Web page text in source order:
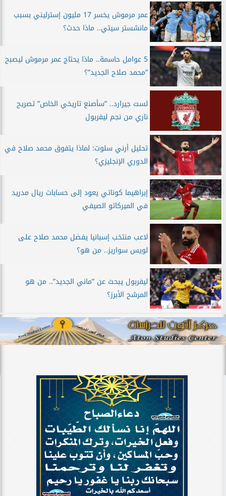
عمر مرموش يخسر 17 مليون إسترليني بسبب
مانشستر سيتي.. ماذا حدث؟
5 عوامل حاسمة.. ماذا يحتاج عمر مرموش ليصبح
”محمد صلاح الجديد”؟
لست جيرارد.. ”سأصنع تاريخي الخاص” تصريح
ناري من نجم ليفربول
تحليل أرني سلوت: لماذا يتفوق محمد صلاح في
الدوري الإنجليزي؟
إبراهيما كوناتي يعود إلى حسابات ريال مدريد
في الميركاتو الصيفي
لاعب منتخب إسبانيا يفضل محمد صلاح على
لويس سواريز.. من هو؟
ليفربول يبحث عن ”ماني الجديد”.. من هو
المرشح الأبرز؟